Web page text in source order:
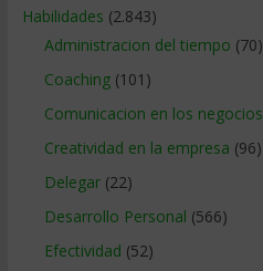
Habilidades (2.843)
Administracion del tiempo (70)
Coaching(101)
Comunicacion en los negocios
Creatividad en la empresa (96)
Delegar(22)
Desarrollo Personal (566)
Efectividad (52)